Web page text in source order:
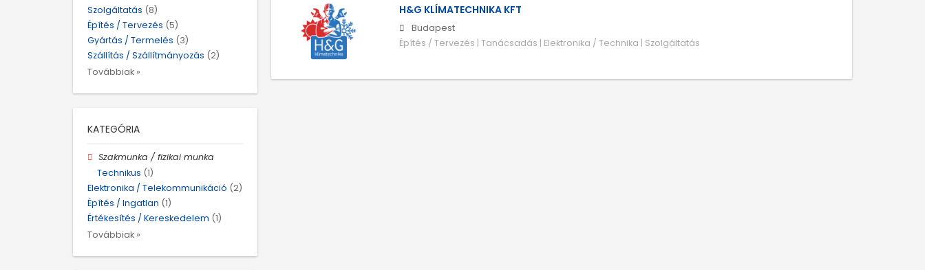
H&G KLÍMATECHNIKA KFT
Budapest
Építés / Tervezés | Tanácsadás | Elektronika / Technika | Szolgáltatás
Szolgáltatás (8)
Építés / Tervezés (5)
Gyártás / Termelés (3)
Szállítás / Szállítmányozás (2)
Továbbiak »
KATEGÓRIA
Szakmunka / fizikai munka
Technikus (1)
Elektronika / Telekommunikáció (2)
Építés / Ingatlan (1)
Értékesítés / Kereskedelem (1)
Továbbiak »